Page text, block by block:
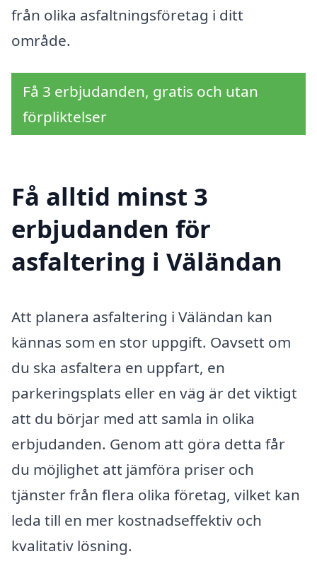
från olika asfaltningsföretag i ditt
område.
Få 3 erbjudanden, gratis och utan
förpliktelser
Få alltid minst 3
erbjudanden för
asfaltering i Väländan
Att planera asfaltering i Väländan kan
kännas som en stor uppgift. Oavsett om
du ska asfaltera en uppfart, en
parkeringsplats eller en väg är det viktigt
att du börjar med att samla in olika
erbjudanden. Genom att göra detta får
du möjlighet att jämföra priser och
tjänster från flera olika företag, vilket kan
leda till en mer kostnadseffektiv och
kvalitativ lösning.